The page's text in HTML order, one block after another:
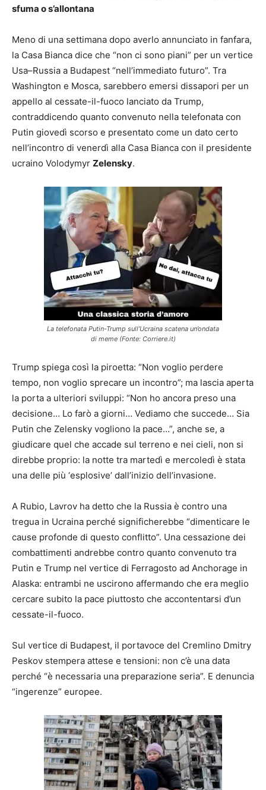
sfuma o s’allontana
Meno di una settimana dopo averlo annunciato in fanfara,
la Casa Bianca dice che “non ci sono piani” per un vertice
Usa–Russia a Budapest “nell’immediato futuro”. Tra
Washington e Mosca, sarebbero emersi dissapori per un
appello al cessate-il-fuoco lanciato da Trump,
contraddicendo quanto convenuto nella telefonata con
Putin giovedì scorso e presentato come un dato certo
nell’incontro di venerdì alla Casa Bianca con il presidente
ucraino Volodymyr Zelensky.
La telefonata Putin-Trump sull’Ucraina scatena un’ondata
di meme (Fonte: Corriere.it)
Trump spiega così la piroetta: “Non voglio perdere
tempo, non voglio sprecare un incontro”; ma lascia aperta
la porta a ulteriori sviluppi: “Non ho ancora preso una
decisione… Lo farò a giorni… Vediamo che succede… Sia
Putin che Zelensky vogliono la pace…”, anche se, a
giudicare quel che accade sul terreno e nei cieli, non si
direbbe proprio: la notte tra martedì e mercoledì è stata
una delle più ‘esplosive’ dall’inizio dell’invasione.
A Rubio, Lavrov ha detto che la Russia è contro una
tregua in Ucraina perché significherebbe “dimenticare le
cause profonde di questo conflitto”. Una cessazione dei
combattimenti andrebbe contro quanto convenuto tra
Putin e Trump nel vertice di Ferragosto ad Anchorage in
Alaska: entrambi ne uscirono affermando che era meglio
cercare subito la pace piuttosto che accontentarsi d’un
cessate-il-fuoco.
Sul vertice di Budapest, il portavoce del Cremlino Dmitry
Peskov stempera attese e tensioni: non c’è una data
perché “è necessaria una preparazione seria”. E denuncia
“ingerenze” europee.